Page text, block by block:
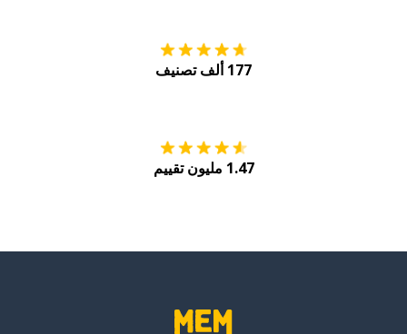
177 ألف تصنيف
1.47 مليون تقييم